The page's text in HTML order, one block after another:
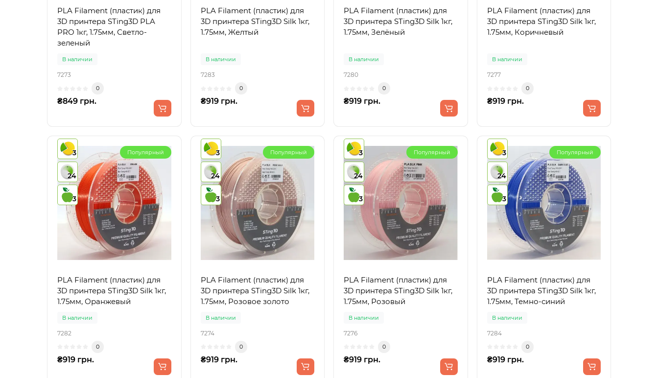
PLA Filament (пластик) для
3D принтера STing3D PLA
PRO 1кг, 1.75мм, Светло-
зеленый
В наличии
7273
0
₴849 грн.
PLA Filament (пластик) для
3D принтера STing3D Silk 1кг,
1.75мм, Желтый
В наличии
7283
0
₴919 грн.
PLA Filament (пластик) для
3D принтера STing3D Silk 1кг,
1.75мм, Зелёный
В наличии
7280
0
₴919 грн.
PLA Filament (пластик) для
3D принтера STing3D Silk 1кг,
1.75мм, Коричневый
В наличии
7277
0
₴919 грн.
3
24
3
Популярный
PLA Filament (пластик) для
3D принтера STing3D Silk 1кг,
1.75мм, Оранжевый
В наличии
7282
0
₴919 грн.
3
24
3
Популярный
PLA Filament (пластик) для
3D принтера STing3D Silk 1кг,
1.75мм, Розовое золото
В наличии
7274
0
₴919 грн.
3
24
3
Популярный
PLA Filament (пластик) для
3D принтера STing3D Silk 1кг,
1.75мм, Розовый
В наличии
7276
0
₴919 грн.
3
24
3
Популярный
PLA Filament (пластик) для
3D принтера STing3D Silk 1кг,
1.75мм, Темно-синий
В наличии
7284
0
₴919 грн.